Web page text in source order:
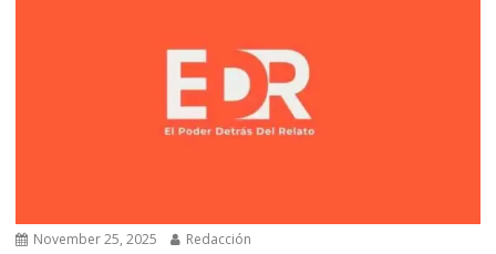
November 25, 2025 Redacción